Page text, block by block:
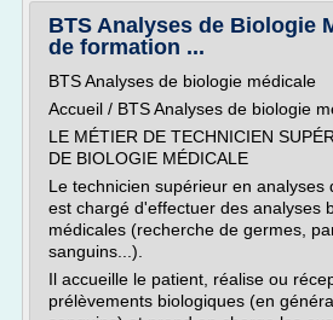
BTS Analyses de Biologie
de formation ...
BTS Analyses de biologie médicale
Accueil / BTS Analyses de biologie
LE MÉTIER DE TECHNICIEN
DE BIOLOGIE MÉDICALE
Le technicien supérieur en analyses
est chargé d'effectuer des analyses
médicales (recherche de germes,
sanguins...).
Il accueille le patient, réalise ou
prélèvements biologiques (en